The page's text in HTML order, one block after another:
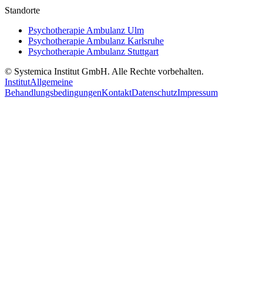
Standorte
Psychotherapie Ambulanz Ulm
Psychotherapie Ambulanz Karlsruhe
Psychotherapie Ambulanz Stuttgart
© Systemica Institut GmbH. Alle Rechte vorbehalten.
InstitutAllgemeine
BehandlungsbedingungenKontaktDatenschutzImpressum